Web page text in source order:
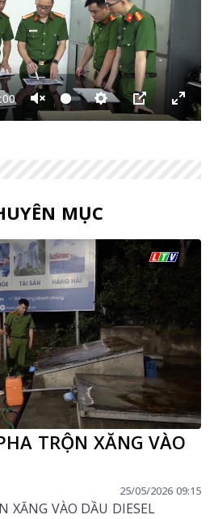
Unmute Thiết PIP
Enter
MỤC
TRỘN XĂNG VÀO
25/05/2026 09:15
XĂNG VÀO DẦU DIESEL